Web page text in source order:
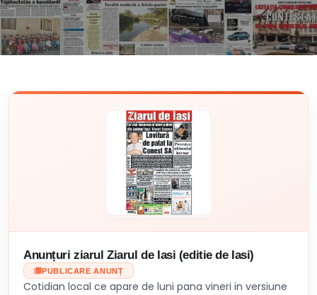
Anunțuri ziarul Ziarul de Iasi (editie de Iasi)
PUBLICARE ANUNȚ
Cotidian local ce apare de luni pana vineri in versiune